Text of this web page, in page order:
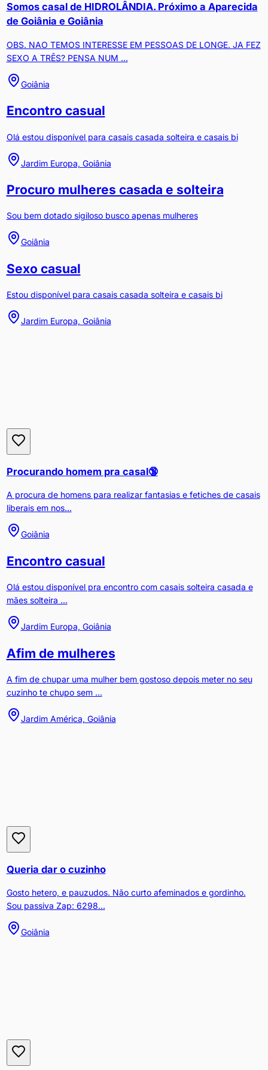
Somos casal de HIDROLÂNDIA. Próximo a Aparecida
de Goiânia e Goiânia
OBS. NAO TEMOS INTERESSE EM PESSOAS DE LONGE. JA FEZ
SEXO A TRÊS? PENSA NUM ...
Goiânia
Encontro casual
Olá estou disponível para casais casada solteira e casais bi
Jardim Europa, Goiânia
Procuro mulheres casada e solteira
Sou bem dotado sigiloso busco apenas mulheres
Goiânia
Sexo casual
Estou disponível para casais casada solteira e casais bi
Jardim Europa, Goiânia
Procurando homem pra casal🔞
A procura de homens para realizar fantasias e fetiches de casais
liberais em nos...
Goiânia
Encontro casual
Olá estou disponível pra encontro com casais solteira casada e
mães solteira ...
Jardim Europa, Goiânia
Afim de mulheres
A fim de chupar uma mulher bem gostoso depois meter no seu
cuzinho te chupo sem ...
Jardim América, Goiânia
Queria dar o cuzinho
Gosto hetero, e pauzudos. Não curto afeminados e gordinho.
Sou passiva Zap: 6298...
Goiânia